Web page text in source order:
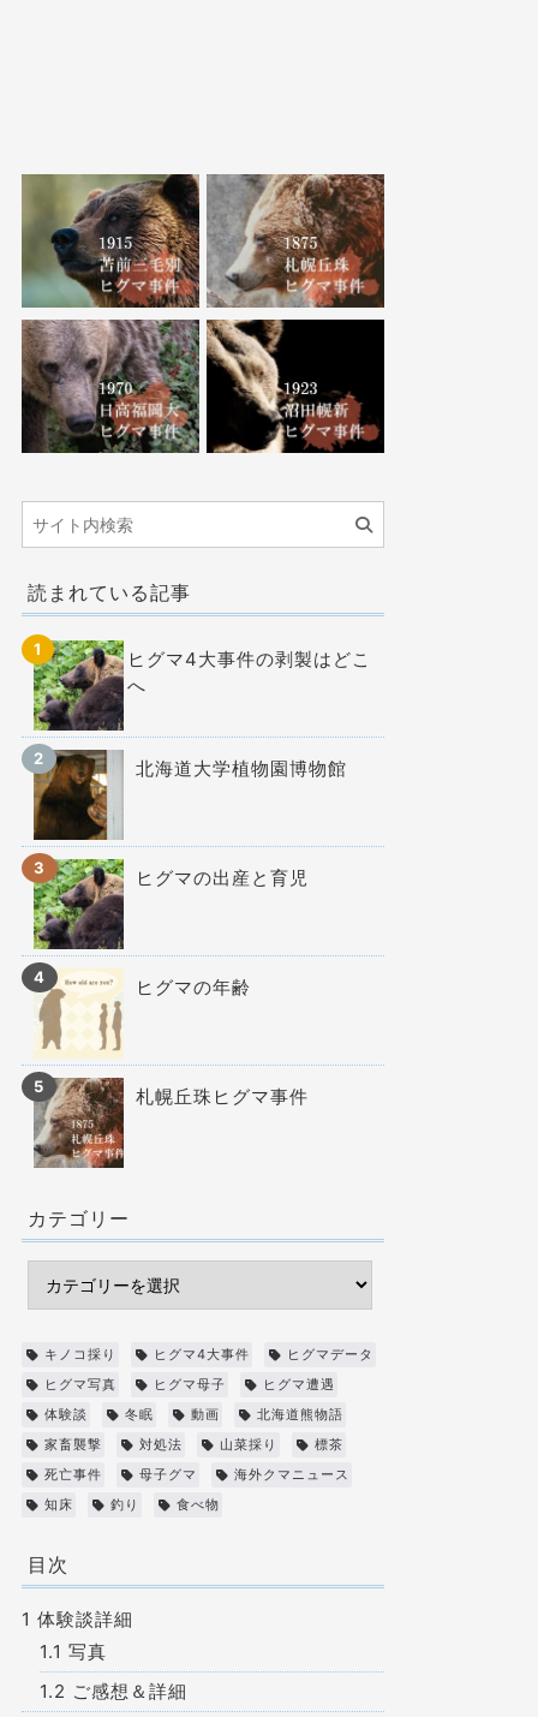
読まれている記事
ヒグマ4大事件の剥製はどこ
へ
北海道大学植物園博物館
ヒグマの出産と育児
ヒグマの年齢
札幌丘珠ヒグマ事件
カテゴリー
キノコ採り ヒグマ4大事件
ヒグマデータ
ヒグマ写真
ヒグマ母子
ヒグマ遭遇
体験談
冬眠 動画
北海道熊物語
家畜襲撃
対処法 山菜採り
標茶
死亡事件
母子グマ
海外クマニュース
知床
釣り 食べ物
目次
1 体験談詳細
1.1 写真
1.2 ご感想＆詳細